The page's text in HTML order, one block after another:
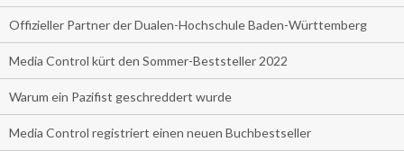
Offizieller Partner der Dualen-Hochschule Baden-Württemberg
Media Control kürt den Sommer-Beststeller 2022
Warum ein Pazifist geschreddert wurde
Media Control registriert einen neuen Buchbestseller